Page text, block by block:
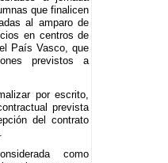
que finalicen
al amparo de
en centros de
País Vasco, que
previstos a
por escrito,
prevista
del contrato
como